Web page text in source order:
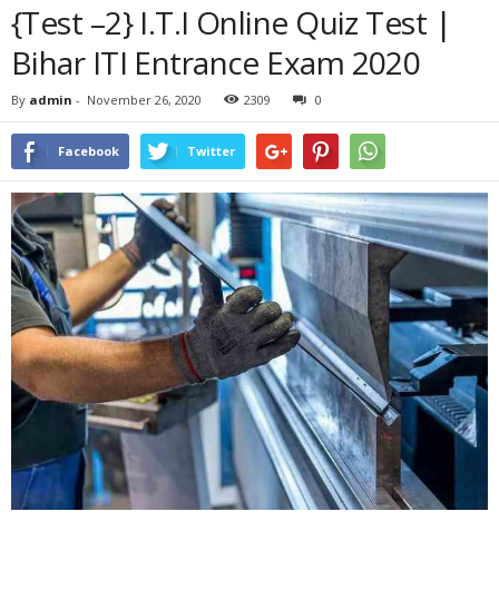
{Test –2} I.T.I Online Quiz Test |
Bihar ITI Entrance Exam 2020
By admin - November 26, 2020 2309 0
Facebook Twitter